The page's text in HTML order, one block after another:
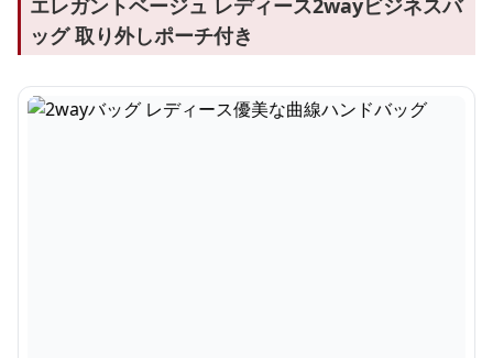
エレガントベージュ レディース2wayビジネスバ
ッグ 取り外しポーチ付き